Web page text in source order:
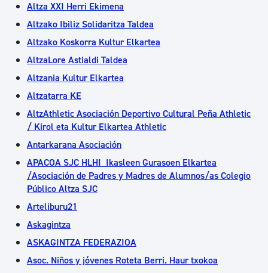
Altza XXI Herri Ekimena
Altzako Ibiliz Solidaritza Taldea
Altzako Koskorra Kultur Elkartea
AltzaLore Astialdi Taldea
Altzania Kultur Elkartea
Altzatarra KE
AltzAthletic Asociación Deportivo Cultural Peña Athletic
/ Kirol eta Kultur Elkartea Athletic
Antarkarana Asociación
APACOA SJC HLHI Ikasleen Gurasoen Elkartea
/Asociación de Padres y Madres de Alumnos/as Colegio
Público Altza SJC
Arteliburu21
Askagintza
ASKAGINTZA FEDERAZIOA
Asoc. Niños y jóvenes Roteta Berri. Haur txokoa